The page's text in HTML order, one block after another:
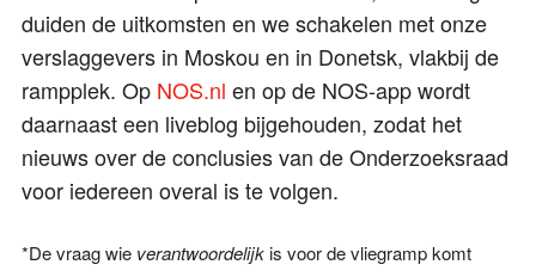
duiden de uitkomsten en we schakelen met onze
verslaggevers in Moskou en in Donetsk, vlakbij de
rampplek. Op NOS.nl en op de NOS-app wordt
daarnaast een liveblog bijgehouden, zodat het
nieuws over de conclusies van de Onderzoeksraad
voor iedereen overal is te volgen.
*De vraag wie verantwoordelijkis voor de vliegramp komt